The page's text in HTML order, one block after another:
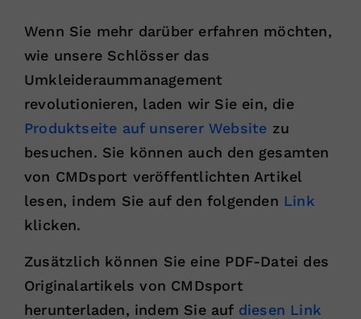
Wenn Sie mehr darüber erfahren möchten,
wie unsere Schlösser das
Umkleideraummanagement
revolutionieren, laden wir Sie ein, die
Produktseite auf unserer Website zu
besuchen. Sie können auch den gesamten
von CMDsport veröffentlichten Artikel
lesen, indem Sie auf den folgenden Link
klicken.
Zusätzlich können Sie eine PDF-Datei des
Originalartikels von CMDsport
herunterladen, indem Sie auf diesen Link